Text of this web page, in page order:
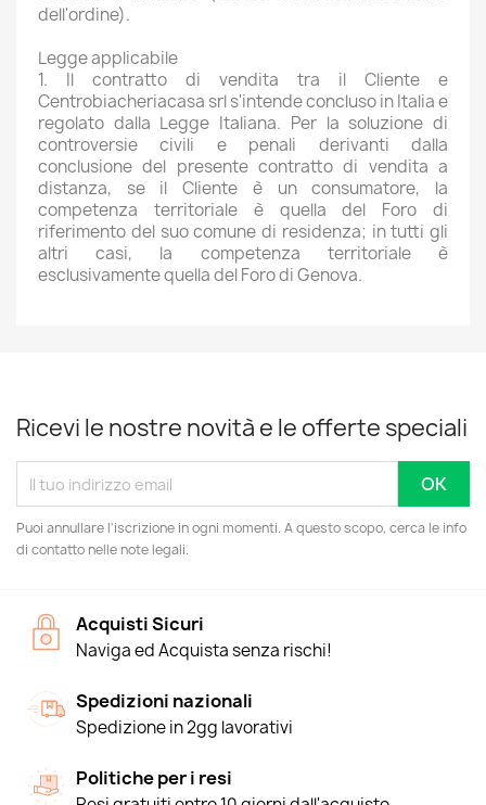
dell'ordine).
Legge applicabile
1. Il contratto di vendita tra il Cliente e
Centrobiacheriacasa srl s'intende concluso in Italia e
regolato dalla Legge Italiana. Per la soluzione di
controversie civili e penali derivanti dalla
conclusione del presente contratto di vendita a
distanza, se il Cliente è un consumatore, la
competenza territoriale è quella del Foro di
riferimento del suo comune di residenza; in tutti gli
altri casi, la competenza territoriale è
esclusivamente quella del Foro di Genova.
Ricevi le nostre novità e le offerte speciali
Puoi annullare l'iscrizione in ogni momenti. A questo scopo, cerca le info
di contatto nelle note legali.
Acquisti Sicuri
Naviga ed Acquista senza rischi!
Spedizioni nazionali
Spedizione in 2gg lavorativi
Politiche per i resi